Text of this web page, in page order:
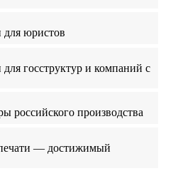
для юристов
госструктур и компаний с
российского производства
— достижимый